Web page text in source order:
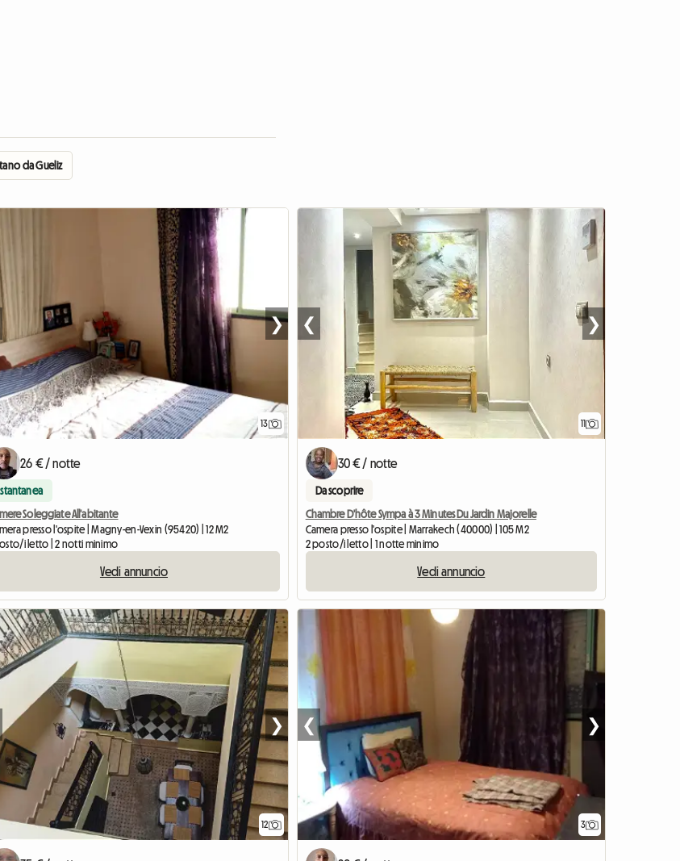
da Gueliz Marrakech
13
❯
26 € / notte
Istantanea
Soleggiate All'abitante
presso l'ospite | Magny-en-Vexin (95420) | 12 M2
i letto | 2 notti minimo
Vedi annuncio
11
❮ ❯
30 € / notte
Da scoprire
Chambre D'hôte Sympa à 3 Minutes Du Jardin Majorelle
Camera presso l'ospite | Marrakech (40000) | 105 M2
2 posto/i letto | 1 notte minimo
Vedi annuncio
12
❯
3
❮ ❯